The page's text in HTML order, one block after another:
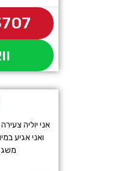
אני יוליה
ואני אגיע